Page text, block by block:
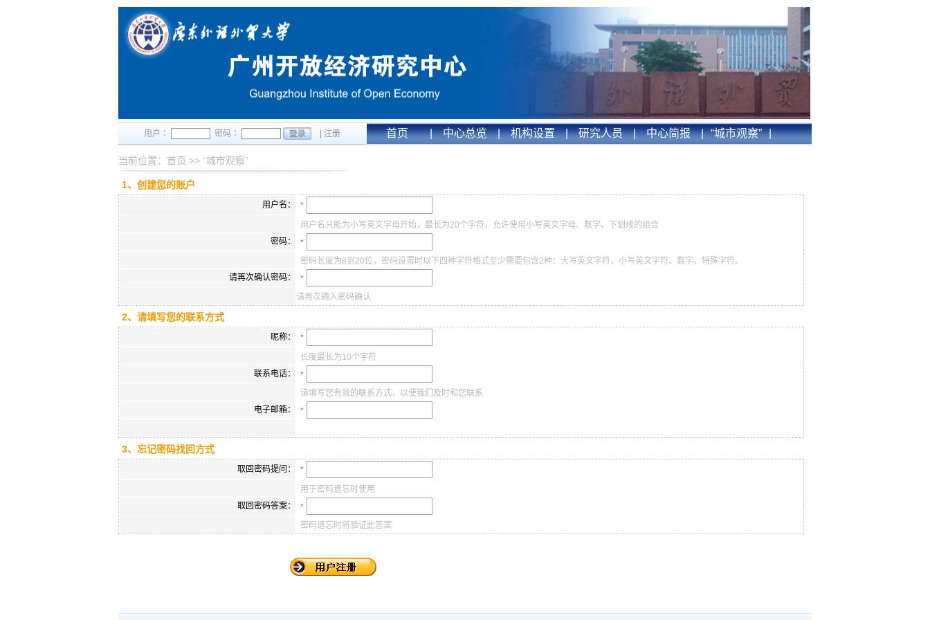
用户∶ 密码∶ 注册 首页 | 中心总览 | 机构设置 | 研究人员 | 中心简报 | “城市观察” |
当前位置： 首页 >> “城市观察”
1、创建您的账户
用户名：
*
用户名只能为小写英文字母开始，最长为20个字符，允许使用小写英文字母、数字、下划线的组合
密码：
*
密码长度为8到20位，密码设置时以下四种字符格式至少需要包含2种：大写英文字符、小写英文字符、数字、特殊字符。
请再次确认密码：
*
请再次输入密码确认
2、请填写您的联系方式
昵称：
*
长度最长为10个字符
联系电话：
*
请填写您有效的联系方式，以使我们及时和您联系
电子邮箱：
*
3、忘记密码找回方式
取回密码提问：
*
用于密码遗忘时使用
取回密码答案：
*
密码遗忘时将验证此答案